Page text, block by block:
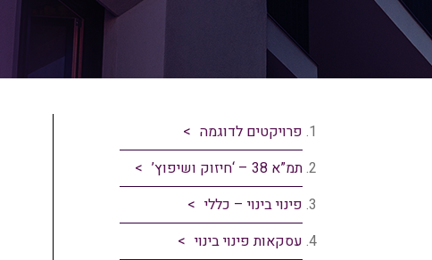
פרויקטים לדוגמה
תמ”א 38 – ‘חיזוק ושיפוץ’
פינוי בינוי – כללי
עסקאות פינוי בינוי